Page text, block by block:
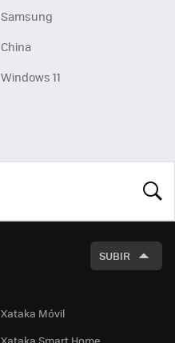
Samsung
China
Windows 11
SUBIR
Xataka Móvil